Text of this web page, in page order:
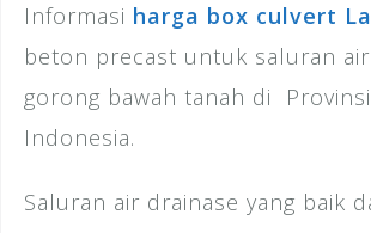
Informasi harga box culvert
beton precast untuk saluran
gorong bawah tanah di
Indonesia.
Saluran air drainase yang baik